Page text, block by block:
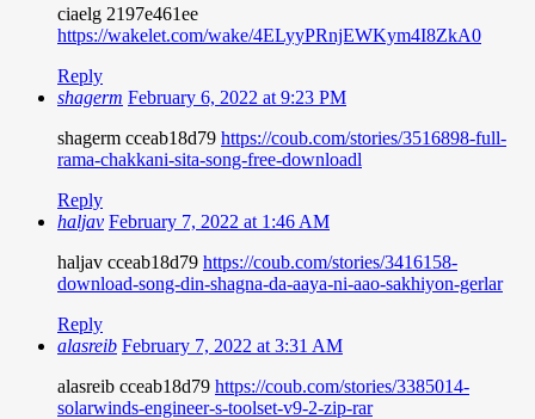
ciaelg 2197e461ee
https://wakelet.com/wake/4ELyyPRnjEWKym4I8ZkA0
Reply
shagerm February 6, 2022 at 9:23 PM
shagerm cceab18d79 https://coub.com/stories/3516898-full-
rama-chakkani-sita-song-free-downloadl
Reply
haljav February 7, 2022 at 1:46 AM
haljav cceab18d79 https://coub.com/stories/3416158-
download-song-din-shagna-da-aaya-ni-aao-sakhiyon-gerlar
Reply
alasreib February 7, 2022 at 3:31 AM
alasreib cceab18d79 https://coub.com/stories/3385014-
solarwinds-engineer-s-toolset-v9-2-zip-rar